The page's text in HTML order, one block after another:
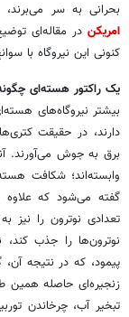
بحرانی به سر
امریکن در مقاله‌ای
کنونی این نیروگاه با
یک راکتور هسته‌ای
بیشتر نیروگاه‌های
دارند، در حقیقت
برق به جوش می‌آورند.
وابسته‌اند؛ شکافت
گفته می‌شود که علاوه
تعدادی نوترون را نیز
نوترون‌ها را جذب کند،
پیمود، که در نتیجه
زنجیره‌ای حاصله همین
تبخیر آب، چرخاندن